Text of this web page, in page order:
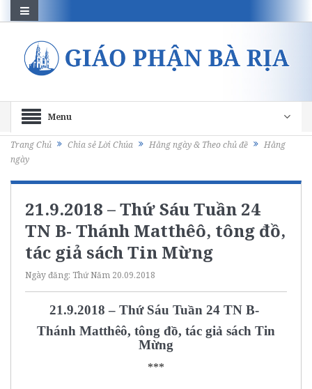
Menu
Trang Chủ Chia sẻ Lời Chúa Hằng ngày & Theo chủ đề
Hằng
ngày
21.9.2018 – Thứ Sáu Tuần 24
TN B- Thánh Matthêô, tông đồ,
tác giả sách Tin Mừng
Ngày đăng: Thứ Năm 20.09.2018
21.9.2018 – Thứ Sáu Tuần 24 TN B-
Thánh Matthêô, tông đồ, tác giả sách Tin
Mừng
***